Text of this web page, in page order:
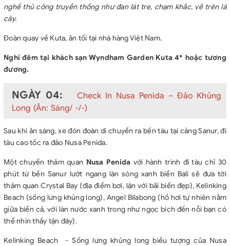
nghề thủ công truyền thống như đan lát tre, chạm khắc, vẽ trên lá
cây.
Đoàn quay về Kuta, ăn tối tại nhà hàng Việt Nam.
Nghỉ đêm tại khách sạn Wyndham Garden Kuta 4* hoặc tương
đương.
NGÀY 04:
Check In Nusa Penida – Đảo Khủng
Long (Ăn: Sáng/ -/-)
Sau khi ăn sáng, xe đón đoàn di chuyển ra bến tàu tại cảng Sanur, đi
tàu cao tốc ra đảo Nusa Penida.
Một chuyến thăm quan Nusa Penida với hành trình đi tàu chỉ 30
phút từ bến Sanur lướt ngang làn sóng xanh biển Bali sẽ đưa tới
thăm quan Crystal Bay (địa điểm bơi, lặn với bãi biển đẹp), Kelinking
Beach (sống lưng khủng long), Angel Bilabong (hồ hơi tự nhiên nằm
giữa biển cả, với làn nước xanh trong như ngọc bích đến nỗi bạn có
thể nhìn thấy tận đáy).
Kelinking Beach - Sống lưng khủng long biểu tượng của Nusa